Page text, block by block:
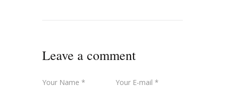
Leave a comment